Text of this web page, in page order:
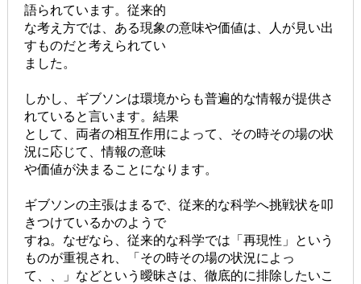
語られています。従来的
な考え方では、ある現象の意味や価値は、人が見い出
すものだと考えられてい
ました。
しかし、ギブソンは環境からも普遍的な情報が提供さ
れていると言います。結果
として、両者の相互作用によって、その時その場の状
況に応じて、情報の意味
や価値が決まることになります。
ギブソンの主張はまるで、従来的な科学へ挑戦状を叩
きつけているかのようで
すね。なぜなら、従来的な科学では「再現性」という
ものが重視され、「その時その場の状況によっ
て、、」などという曖昧さは、徹底的に排除したいこ